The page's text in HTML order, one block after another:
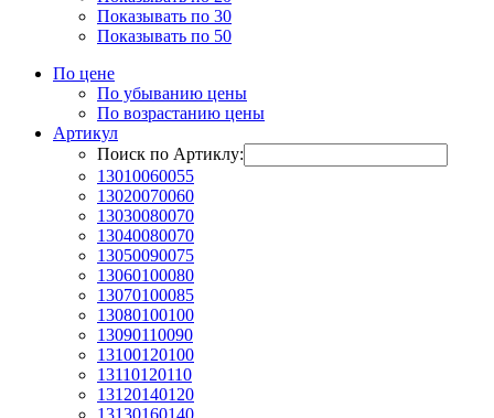
Показывать по 30
Показывать по 50
По цене
По убыванию цены
По возрастанию цены
Артикул
Поиск по Артиклу:
13010060055
13020070060
13030080070
13040080070
13050090075
13060100080
13070100085
13080100100
13090110090
13100120100
13110120110
13120140120